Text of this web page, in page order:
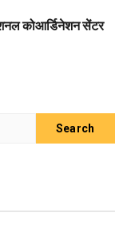
कोआर्डिनेशन सेंटर